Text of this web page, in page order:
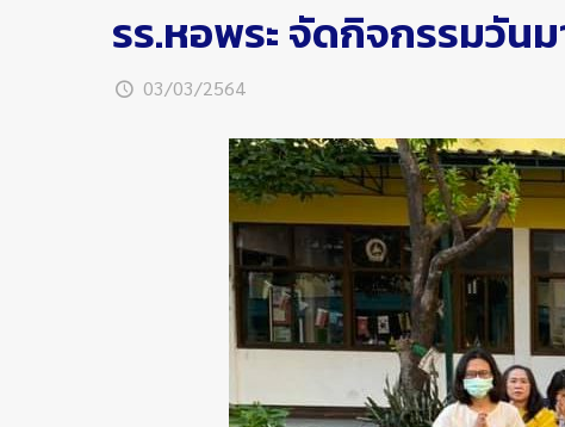
รร.หอพระ จัดกิจกรรมวัน
03/03/2564